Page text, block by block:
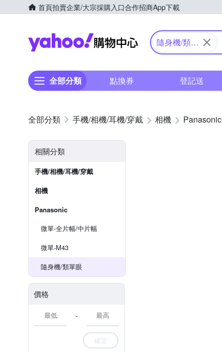
首頁拍賣企業/大宗採購入口合作招商App下載
Yahoo購物中心
隨身機/類單
全部分類 點換券 登記送
手機/相機/耳機/穿戴 相機 Panasonic
相關分類
手機/相機/耳機/穿戴
相機
Panasonic
微單-全片幅/中片幅
微單-M43
隨身機/類單眼
價格
-
確定